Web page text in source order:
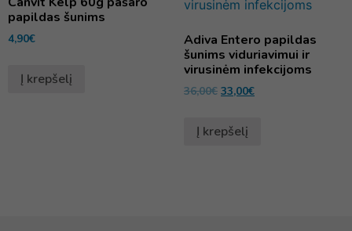
papildas šunims
4,90€
Į krepšelį
Adiva Entero papildas
šunims viduriavimui ir
virusinėm infekcijoms
36,00€ 33,00€
Į krepšelį